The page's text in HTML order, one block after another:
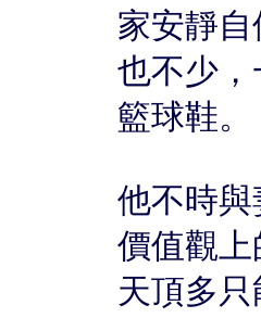
家安靜
也不少
籃球鞋。
他不時
價值觀
天頂多